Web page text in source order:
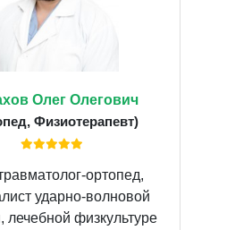
Олег Олегович
Физиотерапевт)
ортопед,
ударно-волновой
лечебной физкультуре